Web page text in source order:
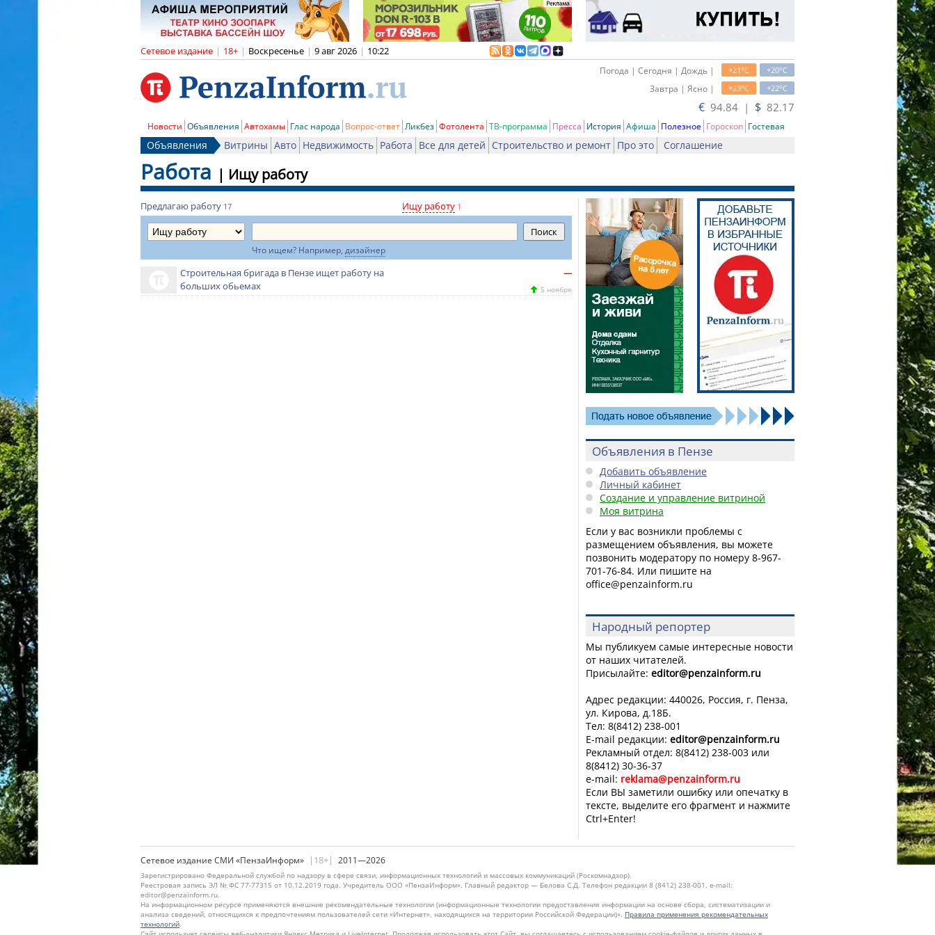
Сетевое издание | 18+ | Воскресенье | 9 авг 2026 | 10:22
+20oC
+21oC
Погода | Сегодня | Дождь |
+22oC
+23oC
Завтра | Ясно |
€ 94.84 | $ 82.17
Новости Объявления Автохамы Глас народа Вопрос-ответ Ликбез Фотолента ТВ-программа Пресса История Афиша Полезное Гороскоп Гостевая
Объявления Витрины Авто Недвижимость Работа Все для детей Строительство и ремонт Про это Соглашение
Работа | Ищу работу
Предлагаю работу 17 Ищу работу 1
Что ищем? Например, дизайнер
Строительная бригада в Пензе ищет работу на
больших обьемах
—
5 ноября
Объявления в Пензе
Добавить объявление
Личный кабинет
Создание и управление витриной
Моя витрина
Если у вас возникли проблемы с
размещением объявления, вы можете
позвонить модератору по номеру 8-967-
701-76-84. Или пишите на
office@penzainform.ru
Народный репортер
Мы публикуем самые интересные новости
от наших читателей.
Присылайте: editor@penzainform.ru
Адрес редакции: 440026, Россия, г. Пенза,
ул. Кирова, д.18Б.
Тел: 8(8412) 238-001
E-mail редакции: editor@penzainform.ru
Рекламный отдел: 8(8412) 238-003 или
8(8412) 30-36-37
e-mail: reklama@penzainform.ru
Если ВЫ заметили ошибку или опечатку в
тексте, выделите его фрагмент и нажмите
Ctrl+Enter!
Сетевое издание СМИ «ПензаИнформ» |18+| 2011—2026
Зарегистрировано Федеральной службой по надзору в сфере связи, информационных технологий и массовых коммуникаций (Роскомнадзор).
Реестровая запись ЭЛ № ФС 77-77315 от 10.12.2019 года. Учредитель ООО «ПензаИнформ». Главный редактор — Белова С.Д. Телефон редакции 8 (8412) 238-001, e-mail:
editor@penzainform.ru.
На информационном ресурсе применяются внешние рекомендательные технологии (информационные технологии предоставления информации на основе сбора, систематизации и
анализа сведений, относящихся к предпочтениям пользователей сети «Интернет», находящихся на территории Российской Федерации)». Правила применения рекомендательных
технологий.